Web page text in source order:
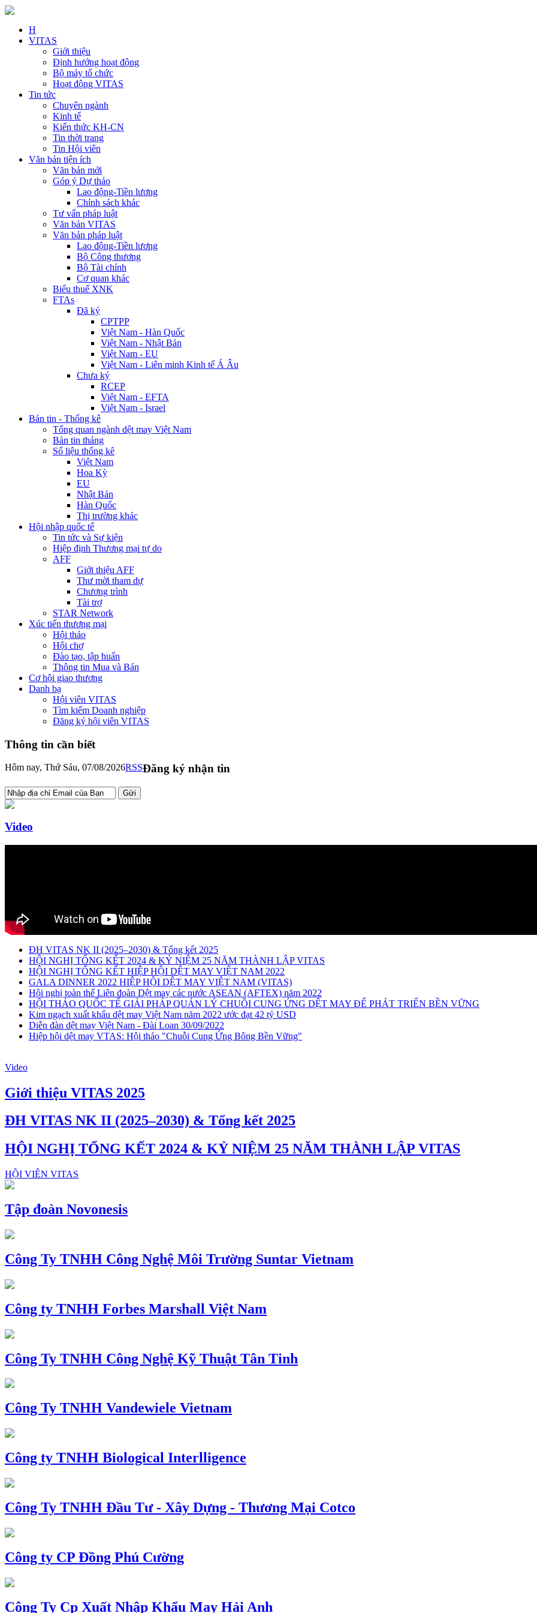
H
VITAS
Giới thiệu
Định hướng hoạt động
Bộ máy tổ chức
Hoạt động VITAS
Tin tức
Chuyên ngành
Kinh tế
Kiến thức KH-CN
Tin thời trang
Tin Hội viên
Văn bản tiện ích
Văn bản mới
Góp ý Dự thảo
Lao động-Tiền lương
Chính sách khác
Tư vấn pháp luật
Văn bản VITAS
Văn bản pháp luật
Lao động-Tiền lương
Bộ Công thương
Bộ Tài chính
Cơ quan khác
Biểu thuế XNK
FTAs
Đã ký
CPTPP
Việt Nam - Hàn Quốc
Việt Nam - Nhật Bản
Việt Nam - EU
Việt Nam - Liên minh Kinh tế Á Âu
Chưa ký
RCEP
Việt Nam - EFTA
Việt Nam - Israel
Bản tin - Thống kê
Tổng quan ngành dệt may Việt Nam
Bản tin tháng
Số liệu thống kê
Việt Nam
Hoa Kỳ
EU
Nhật Bản
Hàn Quốc
Thị trường khác
Hội nhập quốc tế
Tin tức và Sự kiện
Hiệp định Thương mại tự do
AFF
Giới thiệu AFF
Thư mời tham dự
Chương trình
Tài trợ
STAR Network
Xúc tiến thương mại
Hội thảo
Hội chợ
Đào tạo, tập huấn
Thông tin Mua và Bán
Cơ hội giao thương
Danh bạ
Hội viên VITAS
Tìm kiếm Doanh nghiệp
Đăng ký hội viên VITAS
Thông tin cần biết
Hôm nay, Thứ Sáu, 07/08/2026RSSĐăng ký nhận tin
Video
ĐH VITAS NK II (2025–2030) & Tổng kết 2025
HỘI NGHỊ TỔNG KẾT 2024 & KỶ NIỆM 25 NĂM THÀNH LẬP VITAS
HỘI NGHỊ TỔNG KẾT HIỆP HỘI DỆT MAY VIỆT NAM 2022
GALA DINNER 2022 HIỆP HỘI DỆT MAY VIỆT NAM (VITAS)
Hội nghị toàn thể Liên đoàn Dệt may các nước ASEAN (AFTEX) năm 2022
HỘI THẢO QUỐC TẾ GIẢI PHÁP QUẢN LÝ CHUỖI CUNG ỨNG DỆT MAY ĐỂ PHÁT TRIỂN BỀN VỮNG
Kim ngạch xuất khẩu dệt may Việt Nam năm 2022 ước đạt 42 tỷ USD
Diễn đàn dệt may Việt Nam - Đài Loan 30/09/2022
Hiệp hội dệt may VTAS: Hội thảo "Chuỗi Cung Ứng Bông Bền Vững"
Video
Giới thiệu VITAS 2025
ĐH VITAS NK II (2025–2030) & Tổng kết 2025
HỘI NGHỊ TỔNG KẾT 2024 & KỶ NIỆM 25 NĂM THÀNH LẬP VITAS
HỘI VIÊN VITAS
Tập đoàn Novonesis
Công Ty TNHH Công Nghệ Môi Trường Suntar Vietnam
Công ty TNHH Forbes Marshall Việt Nam
Công Ty TNHH Công Nghệ Kỹ Thuật Tân Tinh
Công Ty TNHH Vandewiele Vietnam
Công ty TNHH Biological Interlligence
Công Ty TNHH Đầu Tư - Xây Dựng - Thương Mại Cotco
Công ty CP Đồng Phú Cường
Công Ty Cp Xuất Nhập Khẩu May Hải Anh